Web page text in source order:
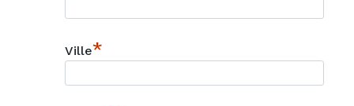
Ville*